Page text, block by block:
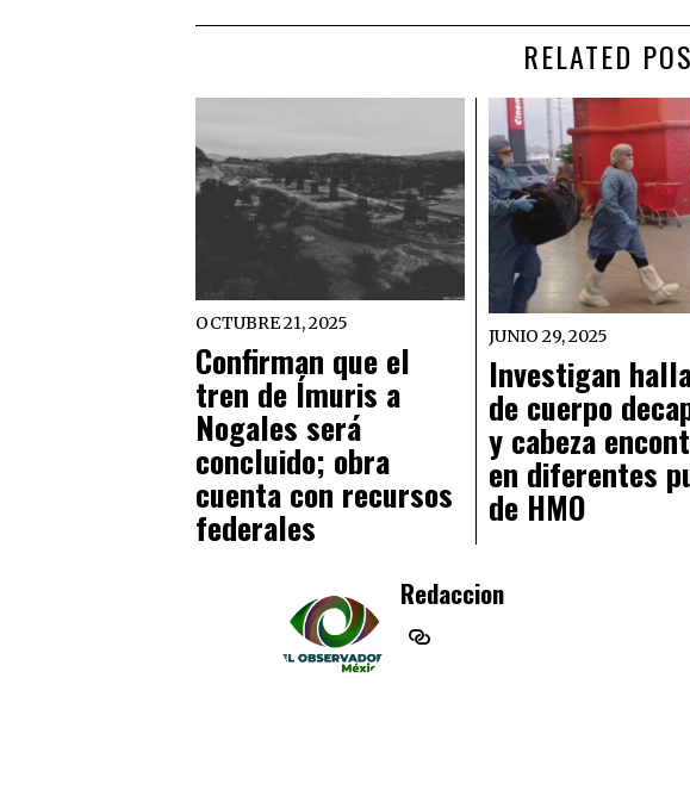
RELATED
OCTUBRE 21, 2025
Confirman que el
tren de Ímuris a
Nogales será
concluido; obra
cuenta con recursos
federales
JUNIO 29, 2025
Investigan
de cuerpo
y cabeza
en diferentes
de HMO
Redaccion